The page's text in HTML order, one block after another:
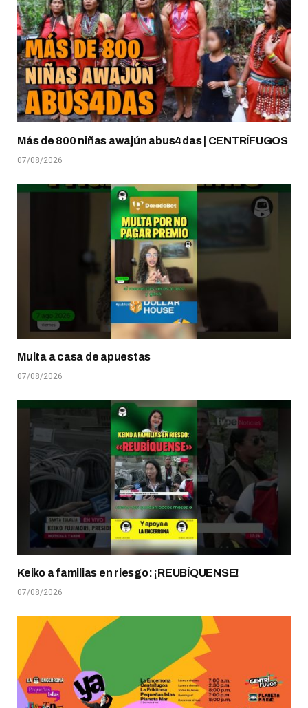
Más de 800 niñas awajún abus4das | CENTRÍFUGOS
07/08/2026
Multa a casa de apuestas
07/08/2026
Keiko a familias en riesgo: ¡REUBÍQUENSE!
07/08/2026